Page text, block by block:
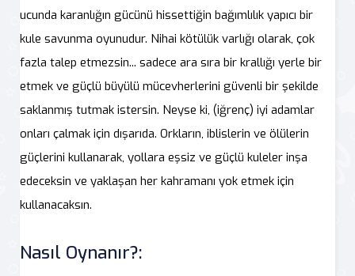
ucunda karanlığın gücünü hissettiğin bağımlılık yapıcı bir
kule savunma oyunudur. Nihai kötülük varlığı olarak, çok
fazla talep etmezsin... sadece ara sıra bir krallığı yerle bir
etmek ve güçlü büyülü mücevherlerini güvenli bir şekilde
saklanmış tutmak istersin. Neyse ki, (iğrenç) iyi adamlar
onları çalmak için dışarıda. Orkların, iblislerin ve ölülerin
güçlerini kullanarak, yollara eşsiz ve güçlü kuleler inşa
edeceksin ve yaklaşan her kahramanı yok etmek için
kullanacaksın.
Nasıl Oynanır?: